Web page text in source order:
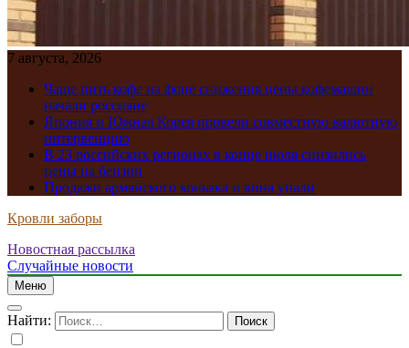
7 августа, 2026
Чаще пить кофе на фоне снижения цены кофемашин
начали россияне
Япония и Южная Корея провели совместную валютную
интервенцию
В 23 российских регионах в конце июля снизились
цены на бензин
Продажи армянского коньяка и вина упали
Кровли заборы
Новостная рассылка
Случайные новости
Меню
Найти: